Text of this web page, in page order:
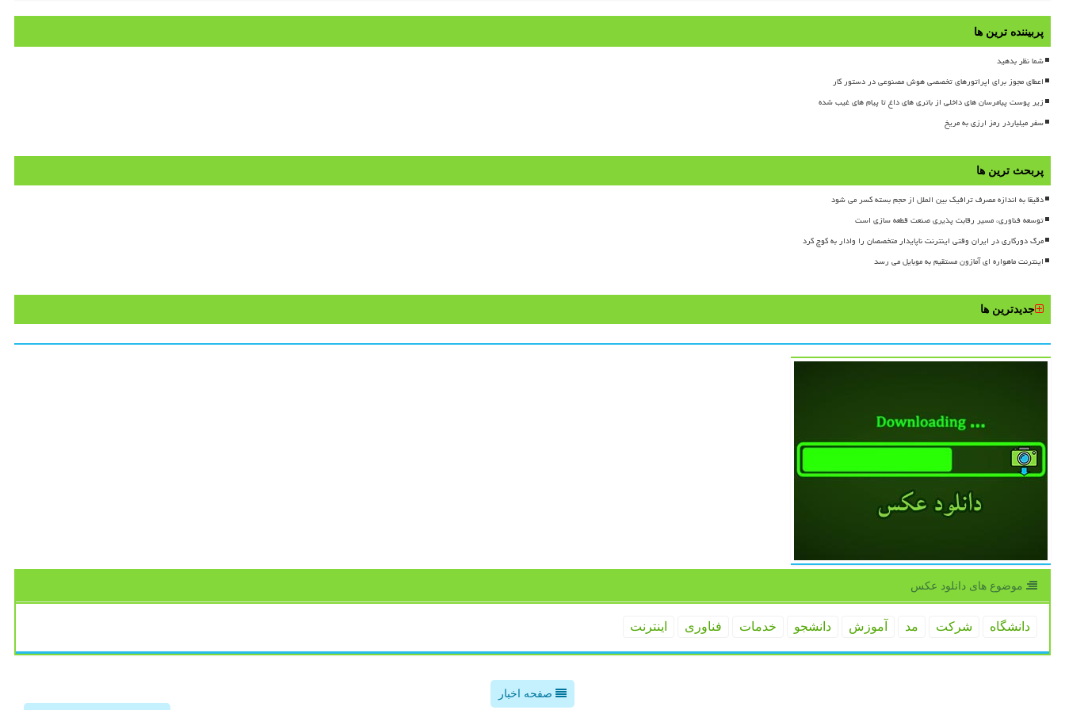
پربیننده ترین ها
شما نظر بدهید
اعطای مجوز برای اپراتورهای تخصصی هوش مصنوعی در دستور کار
زیر پوست پیامرسان های داخلی از باتری های داغ تا پیام های غیب شده
سفر میلیاردر رمز ارزی به مریخ
پربحث ترین ها
دقیقا به اندازه مصرف ترافیک بین الملل از حجم بسته کسر می شود
توسعه فناوری، مسیر رقابت پذیری صنعت قطعه سازی است
مرگ دورکاری در ایران وقتی اینترنت ناپایدار متخصصان را وادار به کوچ کرد
اینترنت ماهواره ای آمازون مستقیم به موبایل می رسد
جدیدترین ها
موضوع های دانلود عكس
دانشگاه شركت مد آموزش دانشجو خدمات فناوری اینترنت
صفحه اخبار